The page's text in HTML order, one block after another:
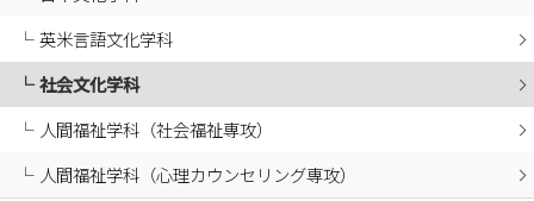
英米言語文化学科
社会文化学科
人間福祉学科（社会福祉専攻）
人間福祉学科（心理カウンセリング専攻）